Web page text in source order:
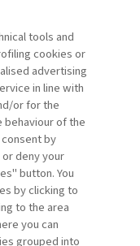
DECIDERE
tools and
cookies or
advertising
in line with
or for the
behaviour of the
by
deny your
button. You
by clicking to
to the area
you can
grouped into